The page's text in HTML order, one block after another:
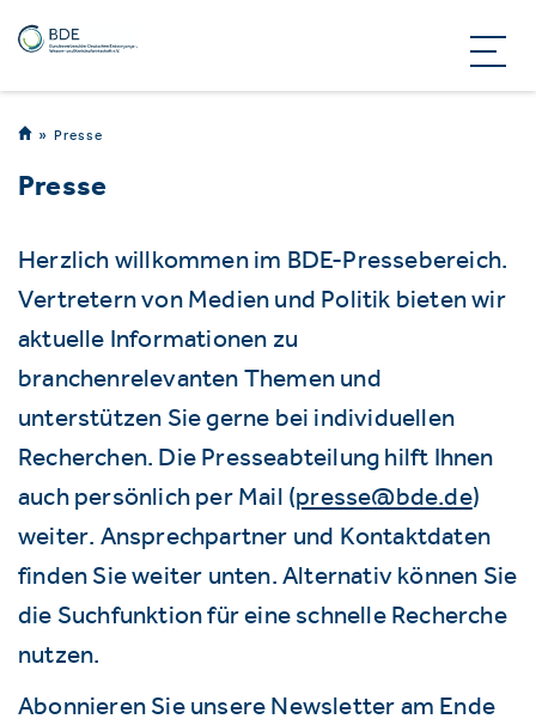
Presse
Presse
Herzlich willkommen im BDE-Pressebereich.
Vertretern von Medien und Politik bieten wir
aktuelle Informationen zu
branchenrelevanten Themen und
unterstützen Sie gerne bei individuellen
Recherchen. Die Presseabteilung hilft Ihnen
auch persönlich per Mail (presse@bde.de)
weiter. Ansprechpartner und Kontaktdaten
finden Sie weiter unten. Alternativ können Sie
die Suchfunktion für eine schnelle Recherche
nutzen.
Abonnieren Sie unsere Newsletter am Ende